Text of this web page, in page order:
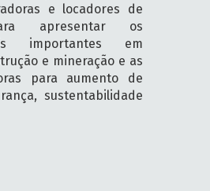
e locadores de
apresentar os
importantes em
e mineração e as
para aumento de
sustentabilidade